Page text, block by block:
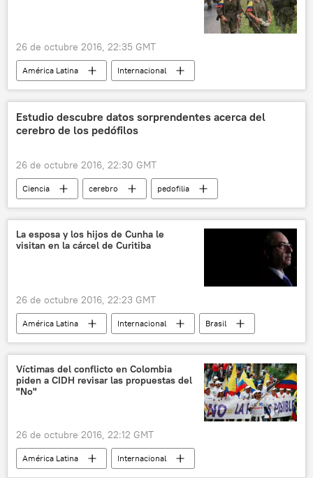
26 de octubre 2016, 22:35 GMT
América Latina
Internacional
Colombia
FARC
género
noticias
Estudio descubre datos sorprendentes acerca del
cerebro de los pedófilos
26 de octubre 2016, 22:30 GMT
Ciencia cerebro
pedofilia
noticias
La esposa y los hijos de Cunha le
visitan en la cárcel de Curitiba
26 de octubre 2016, 22:23 GMT
América Latina Internacional
Brasil
Eduardo Cunha
Cláudia Cordeiro Cruz
noticias
Operación Lava Jato
Víctimas del conflicto en Colombia
piden a CIDH revisar las propuestas del
"No"
26 de octubre 2016, 22:12 GMT
América Latina
Internacional